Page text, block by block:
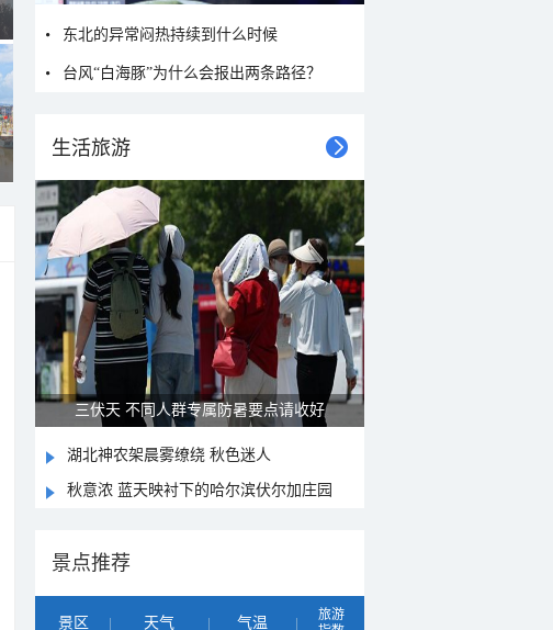
东北的异常闷热持续到什么时候
台风“白海豚”为什么会报出两条路径？
生活旅游
雨后峨眉沟壑尽显 金顶显真容
湖北神农架晨雾缭绕 秋色迷人
秋意浓 蓝天映衬下的哈尔滨伏尔加庄园
景点推荐
景区 天气 气温
旅游